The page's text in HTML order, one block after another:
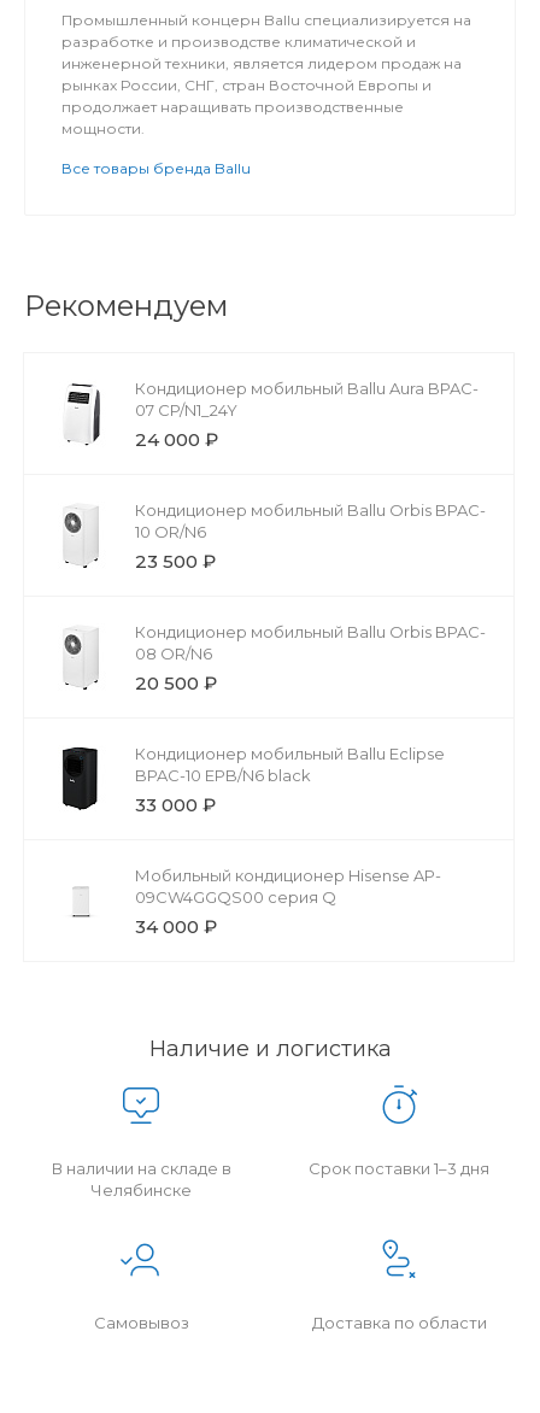
Промышленный концерн Ballu специализируется на
разработке и производстве климатической и
инженерной техники, является лидером продаж на
рынках России, СНГ, стран Восточной Европы и
продолжает наращивать производственные
мощности.
Все товары бренда Ballu
Рекомендуем
Кондиционер мобильный Ballu Aura BPAC-
07 CP/N1_24Y
24 000 ₽
Кондиционер мобильный Ballu Orbis BPAC-
10 OR/N6
23 500 ₽
Кондиционер мобильный Ballu Orbis BPAC-
08 OR/N6
20 500 ₽
Кондиционер мобильный Ballu Eclipse
BPAC-10 EPB/N6 black
33 000 ₽
Мобильный кондиционер Hisense AP-
09CW4GGQS00 серия Q
34 000 ₽
Наличие и логистика
В наличии на складе в
Челябинске
Срок поставки 1–3 дня
Самовывоз Доставка по области